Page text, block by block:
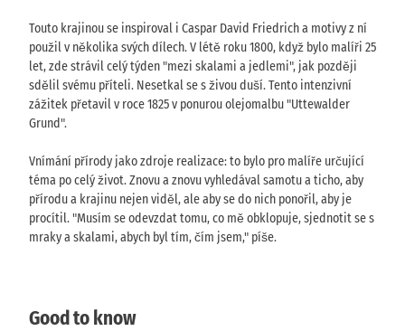
Touto krajinou se inspiroval i Caspar David Friedrich a motivy z ní
použil v několika svých dílech. V létě roku 1800, když bylo malíři 25
let, zde strávil celý týden "mezi skalami a jedlemi", jak později
sdělil svému příteli. Nesetkal se s živou duší. Tento intenzivní
zážitek přetavil v roce 1825 v ponurou olejomalbu "Uttewalder
Grund".
Vnímání přírody jako zdroje realizace: to bylo pro malíře určující
téma po celý život. Znovu a znovu vyhledával samotu a ticho, aby
přírodu a krajinu nejen viděl, ale aby se do nich ponořil, aby je
procítil. "Musím se odevzdat tomu, co mě obklopuje, sjednotit se s
mraky a skalami, abych byl tím, čím jsem," píše.
Good to know